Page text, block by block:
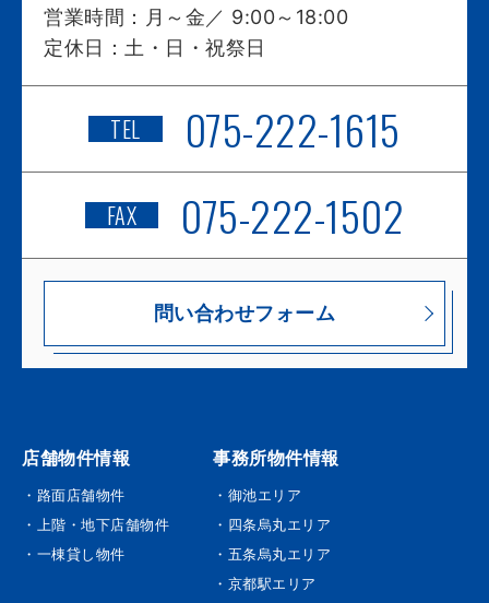
営業時間：
月～金／ 9:00～18:00
定休日： 土・日・祝祭日
TEL 075-222-1615
FAX 075-222-1502
問い合わせフォーム
店舗物件情報
・路面店舗物件
・上階・地下店舗物件
・一棟貸し物件
事務所物件情報
・御池エリア
・四条烏丸エリア
・五条烏丸エリア
・京都駅エリア